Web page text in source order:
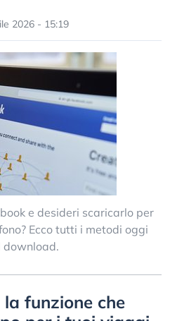
2026 - 15:19
e desideri scaricarlo per
Ecco tutti i metodi oggi
funzione che